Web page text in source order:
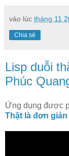
vào lúc tháng 11
Chia sẻ
Lisp duỗi
Phúc
Ứng dụng được
Thật là đơn giản